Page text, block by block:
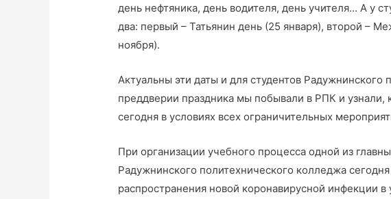
день нефтяника, день водителя, день учителя… А у
два: первый – Татьянин день (25 января), второй –
ноября).
Актуальны эти даты и для студентов Радужнинского
преддверии праздника мы побывали в РПК и узнали,
сегодня в условиях всех ограничительных
При организации учебного процесса одной из
Радужнинского политехнического колледжа
распространения новой коронавирусной инфекции